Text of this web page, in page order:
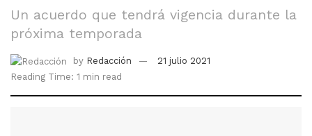
Un acuerdo que tendrá vigencia durante la
próxima temporada
by Redacción
21 julio 2021
Reading Time: 1 min read